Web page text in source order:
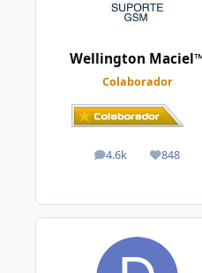
Wellington
Colaborador
4.6k
posts 848